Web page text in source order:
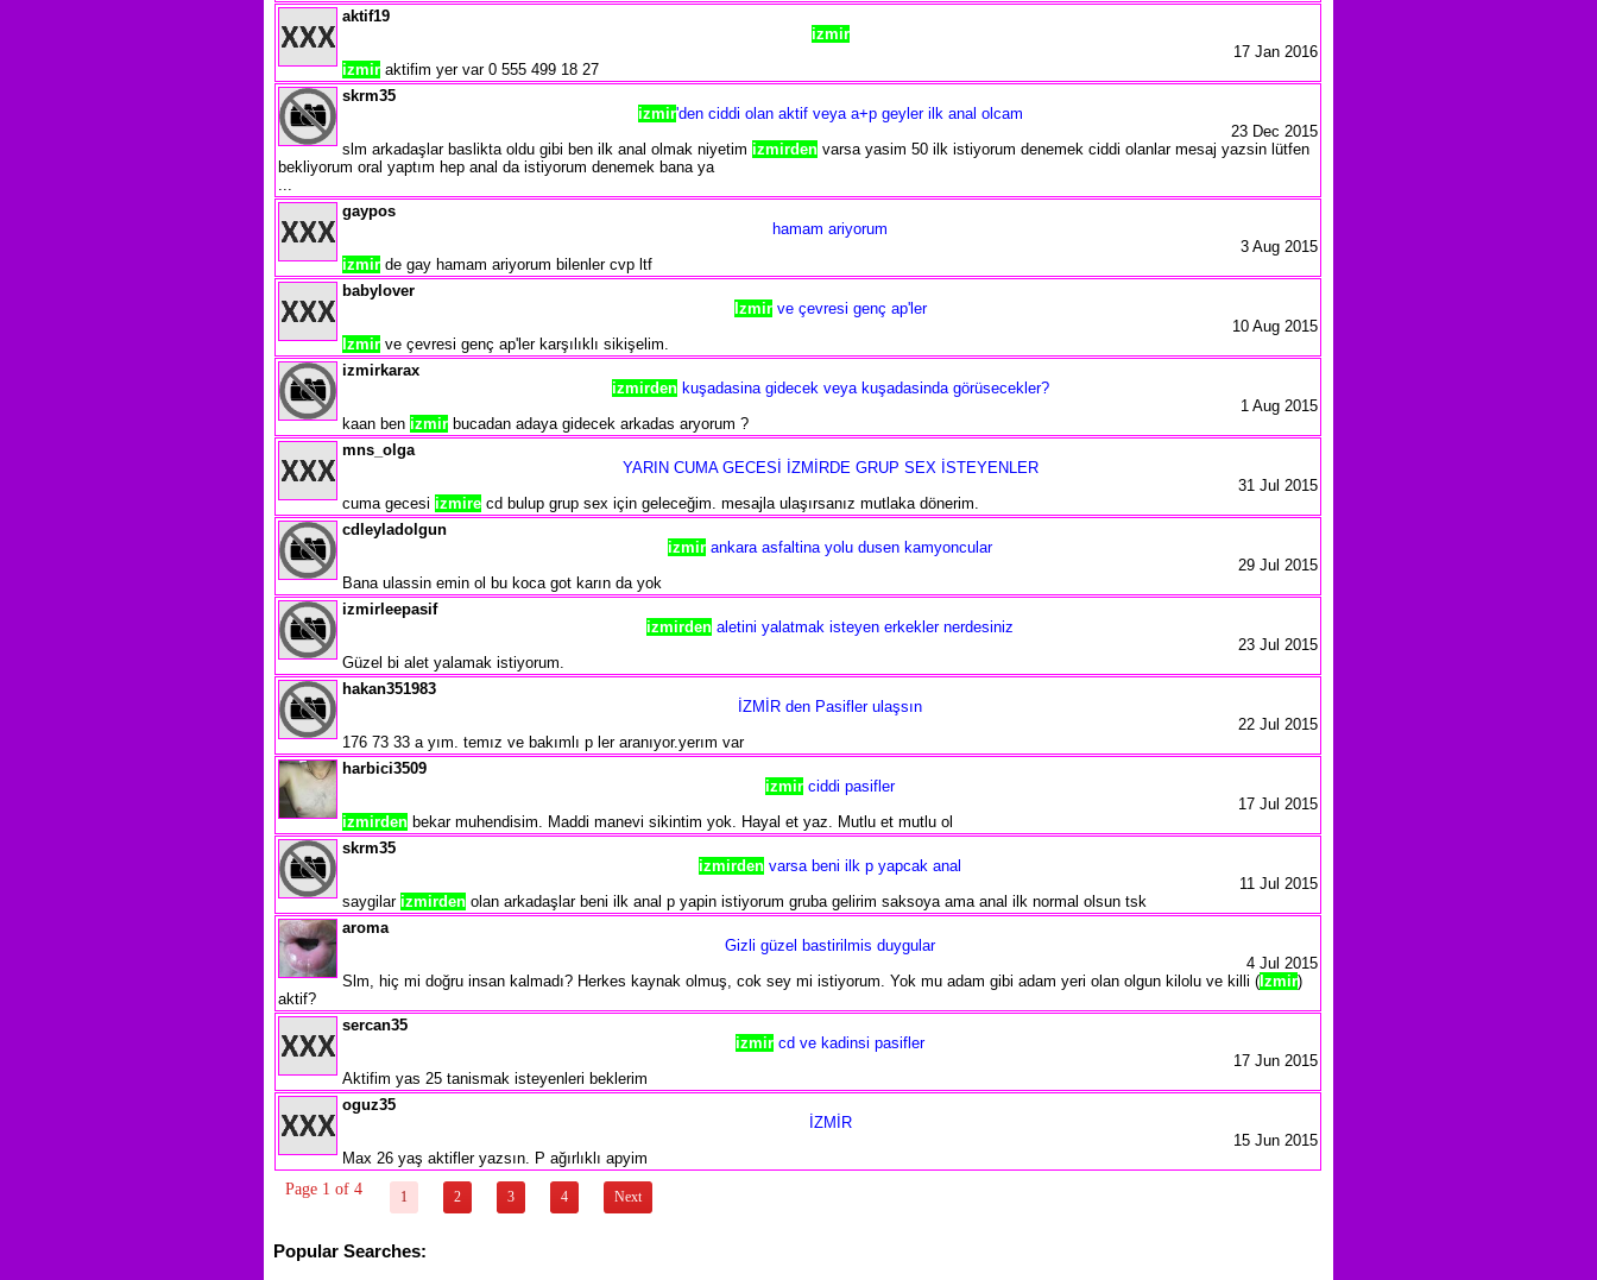
aktif19
izmir
17 Jan 2016
izmir aktifim yer var 0 555 499 18 27
skrm35
izmir'den ciddi olan aktif veya a+p geyler ilk anal olcam
23 Dec 2015
slm arkadaşlar baslikta oldu gibi ben ilk anal olmak niyetim izmirden varsa yasim 50 ilk istiyorum denemek ciddi olanlar mesaj yazsin lütfen
bekliyorum oral yaptım hep anal da istiyorum denemek bana ya
gaypos
hamam ariyorum
3 Aug 2015
izmir de gay hamam ariyorum bilenler cvp ltf
babylover
Izmirve çevresi genç ap'ler
10 Aug 2015
Izmir ve çevresi genç ap'ler karşılıklı sikişelim.
izmirkarax
izmirdenkuşadasina gidecek veya kuşadasinda görüsecekler?
1 Aug 2015
kaan ben izmir bucadan adaya gidecek arkadas aryorum ?
mns_olga
YARIN CUMA GECESİ İZMİRDE GRUP SEX İSTEYENLER
31 Jul 2015
cuma gecesi izmire cd bulup grup sex için geleceğim. mesajla ulaşırsanız mutlaka dönerim.
cdleyladolgun
izmir ankara asfaltina yolu dusen kamyoncular
29 Jul 2015
Bana ulassin emin ol bu koca got karın da yok
izmirleepasif
izmirden aletini yalatmak isteyen erkekler nerdesiniz
23 Jul 2015
Güzel bi alet yalamak istiyorum.
hakan351983
İZMİR den Pasifler ulaşsın
22 Jul 2015
176 73 33 a yım. temız ve bakımlı p ler aranıyor.yerım var
harbici3509
izmir ciddi pasifler
17 Jul 2015
izmirden bekar muhendisim. Maddi manevi sikintim yok. Hayal et yaz. Mutlu et mutlu ol
skrm35
izmirden varsa beni ilk p yapcak anal
11 Jul 2015
saygilar izmirden olan arkadaşlar beni ilk anal p yapin istiyorum gruba gelirim saksoya ama anal ilk normal olsun tsk
aroma
Gizli güzel bastirilmis duygular
4 Jul 2015
Slm, hiç mi doğru insan kalmadı? Herkes kaynak olmuş, cok sey mi istiyorum. Yok mu adam gibi adam yeri olan olgun kilolu ve killi (Izmir)
aktif?
sercan35
izmir cd ve kadinsi pasifler
17 Jun 2015
Aktifim yas 25 tanismak isteyenleri beklerim
oguz35
İZMİR
15 Jun 2015
Max 26 yaş aktifler yazsın. P ağırlıklı apyim
Page 1 of 4
1 2 3 4 Next
Popular Searches: